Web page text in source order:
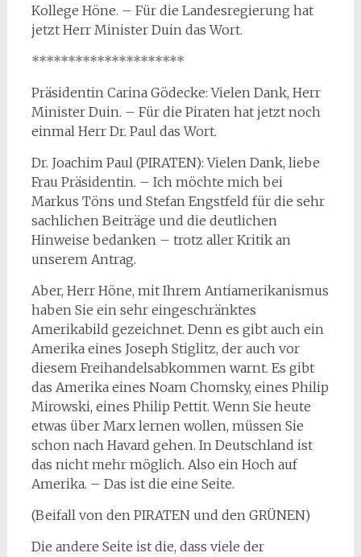
Kollege Höne. – Für die Landesregierung hat
jetzt Herr Minister Duin das Wort.
*********************
Präsidentin Carina Gödecke: Vielen Dank, Herr
Minister Duin. – Für die Piraten hat jetzt noch
einmal Herr Dr. Paul das Wort.
Dr. Joachim Paul (PIRATEN): Vielen Dank, liebe
Frau Präsidentin. – Ich möchte mich bei
Markus Töns und Stefan Engstfeld für die sehr
sachlichen Beiträge und die deutlichen
Hinweise bedanken – trotz aller Kritik an
unserem Antrag.
Aber, Herr Höne, mit Ihrem Antiamerikanismus
haben Sie ein sehr eingeschränktes
Amerikabild gezeichnet. Denn es gibt auch ein
Amerika eines Joseph Stiglitz, der auch vor
diesem Freihandelsabkommen warnt. Es gibt
das Amerika eines Noam Chomsky, eines Philip
Mirowski, eines Philip Pettit. Wenn Sie heute
etwas über Marx lernen wollen, müssen Sie
schon nach Havard gehen. In Deutschland ist
das nicht mehr möglich. Also ein Hoch auf
Amerika. – Das ist die eine Seite.
(Beifall von den PIRATEN und den GRÜNEN)
Die andere Seite ist die, dass viele der